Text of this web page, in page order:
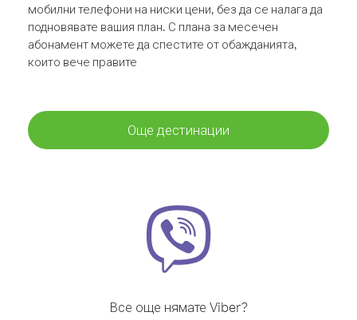
мобилни телефони на ниски цени, без да се налага да
подновявате вашия план. С плана за месечен
абонамент можете да спестите от обажданията,
които вече правите
Още дестинации
Все още нямате Viber?